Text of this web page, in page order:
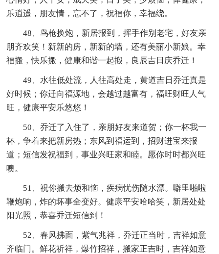
乐逍遥，朋友情，忘不了，祝福你，幸福绕。
48、鸟枪换炮，新居报到，挥手作别老宅，好友亲
朋齐欢笑！新新的房，新新的墙，还有美丽小新娘。幸
福搬，快乐搬，健康和谐一起搬，良辰吉日庆乔迁！
49、水往低处流，人往高处走，黄道吉日乔迁真是
好时候；你迁向福源地，会越过越富有，福旺财旺人气
旺，健康平安乐悠悠！
50、乔迁了入住了，亲朋好友来道贺；你一杯我一
杯，争着来把新房热；东风到福运到，招财进宝来报
道；短信发祝福到，事业兴旺家和睦。愿你时时都兴旺
噢。
51、祝你搬去烦和恼，疾病忧伤随水漂。噼里啪啦
鞭炮响，炸的坏事全变好。健康平安哈哈笑，新居处处
阳光照，恭喜乔迁短信到！
52、春风拂面，紫气兆祥，乔迁正当时，吉祥如意
齐临门。鲜花祈祥，爆竹招祥，搬家正吉时，吉祥如意